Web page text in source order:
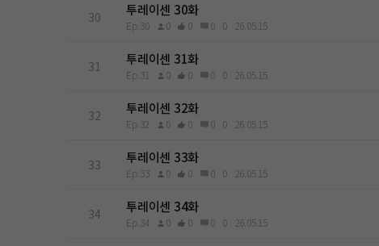
30 투레이센 30화
Ep.30 0 0 0 0 26.05.15
31 투레이센 31화
Ep.31 0 0 0 0 26.05.15
32 투레이센 32화
Ep.32 0 0 0 0 26.05.15
33 투레이센 33화
Ep.33 0 0 0 0 26.05.15
34 투레이센 34화
Ep.34 0 0 0 0 26.05.15